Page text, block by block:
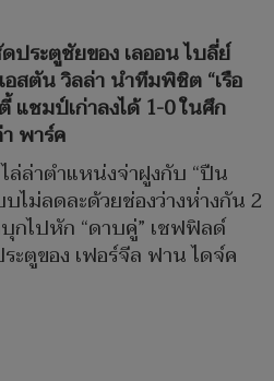
ประตูชัยของ เลออน ไบลี่ย์
อสตัน วิลล่า นำทีมพิชิต “เรือ
แชมป์เก่าลงได้ 1-0 ในศึก
พาร์ค
ล่ล่าตำแหน่งจ่าฝูงกับ “ปืน
ไม่ลดละด้วยช่องว่างห่่างกัน 2
กไปหัก “ดาบคู่” เชฟฟิลด์
ะตูของ เฟอร์จีล ฟาน ไดจ์ค